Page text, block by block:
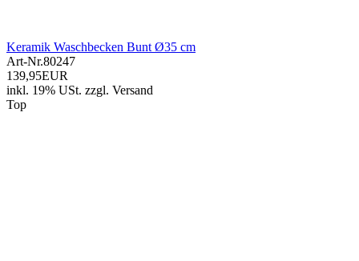
Keramik Waschbecken Bunt Ø35 cm
Art-Nr.80247
139,95EUR
inkl. 19% USt. zzgl. Versand
Top